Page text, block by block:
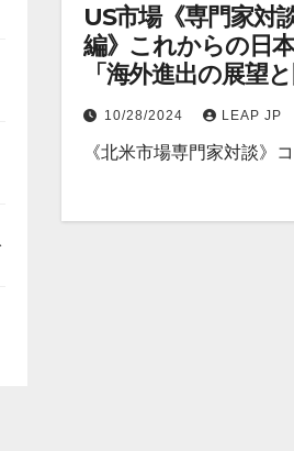
US市場《専門家対
編》これからの日
「海外進出の展望と
10/28/2024 LEAP JP
《北米市場専門家対談》